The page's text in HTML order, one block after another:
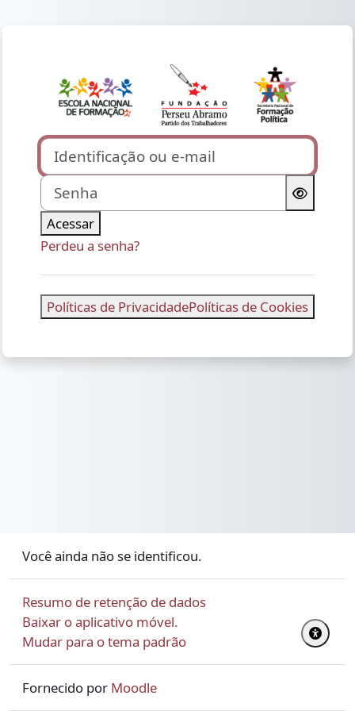
Acesso a EAD
Identificação ou e-mail
Senha
Acessar
Perdeu a senha?
Políticas de PrivacidadePolíticas de Cookies
Você ainda não se identificou.
Resumo de retenção de dados
Baixar o aplicativo móvel.
Mudar para o tema padrão
Fornecido por Moodle